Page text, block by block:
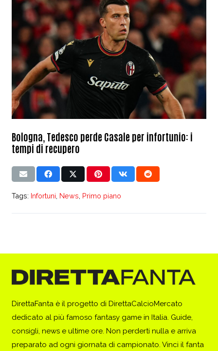
Bologna, Tedesco perde Casale per infortunio: i
tempi di recupero
Tags: Infortuni News Primo piano
DirettaFanta è il progetto di DirettaCalcioMercato
dedicato al più famoso fantasy game in Italia. Guide,
consigli, news e ultime ore. Non perderti nulla e arriva
preparato ad ogni giornata di campionato. Vinci il fanta